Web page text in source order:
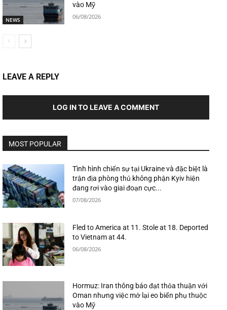
NEWS
vào Mỹ
06/08/2026
LEAVE A REPLY
LOG IN TO LEAVE A COMMENT
MOST POPULAR
Tình hình chiến sự tại Ukraine và đặc biệt là
trận địa phòng thủ không phận Kyiv hiện
đang rơi vào giai đoạn cực...
07/08/2026
Fled to America at 11. Stole at 18. Deported
to Vietnam at 44.
06/08/2026
Hormuz: Iran thông báo đạt thỏa thuận với
Oman nhưng việc mở lại eo biển phụ thuộc
vào Mỹ